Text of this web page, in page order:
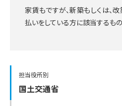
家賃もですが、新築もしくは、
払いをしている方に該当するも
担当役所別
国土交通省